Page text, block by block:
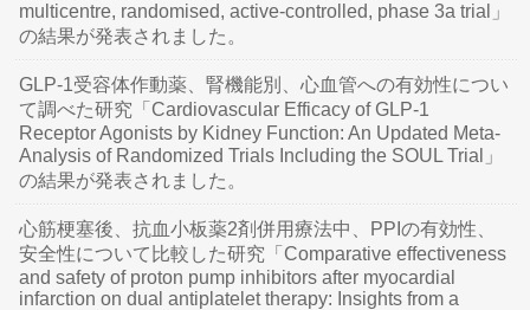
multicentre, randomised, active-controlled, phase 3a trial」
の結果が発表されました。
GLP-1受容体作動薬、腎機能別、心血管への有効性につい
て調べた研究「Cardiovascular Efficacy of GLP-1
Receptor Agonists by Kidney Function: An Updated Meta-
Analysis of Randomized Trials Including the SOUL Trial」
の結果が発表されました。
心筋梗塞後、抗血小板薬2剤併用療法中、PPIの有効性、
安全性について比較した研究「Comparative effectiveness
and safety of proton pump inhibitors after myocardial
infarction on dual antiplatelet therapy: Insights from a